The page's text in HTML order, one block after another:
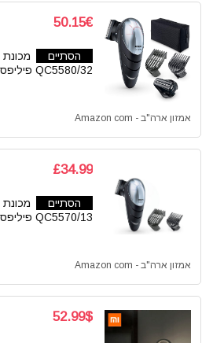
50.15€
הסתיים
QC5580/32 פיליפס
אמזון ארה"ב - Amazon com
£34.99
הסתיים
QC5570/13 פיליפס
אמזון ארה"ב - Amazon com
52.99$